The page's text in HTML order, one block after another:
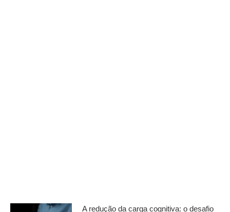
A redução da carga cognitiva: o desafio